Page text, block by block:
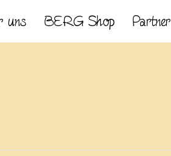
uns BERG Shop Partner